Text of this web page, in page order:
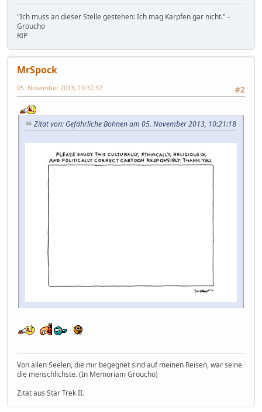
"Ich muss an dieser Stelle gestehen: Ich mag Karpfen gar nicht." -
Groucho
RIP
MrSpock
#2
05. November 2013, 10:37:37
Zitat von: Gefährliche Bohnen am 05. November 2013, 10:21:18
Von allen Seelen, die mir begegnet sind auf meinen Reisen, war seine
die menschlichste. (In Memoriam Groucho)
Zitat aus Star Trek II.